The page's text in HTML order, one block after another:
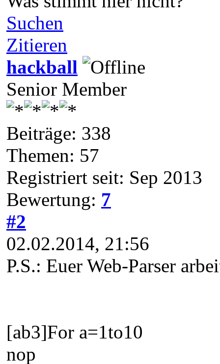
Suchen
Zitieren
hackball
Senior Member
Beiträge: 338
Themen: 57
Registriert seit: Sep 2013
Bewertung: 7
#2
02.02.2014, 21:56
P.S.: Euer Web-Parser
[ab3]For a=1to10
nop